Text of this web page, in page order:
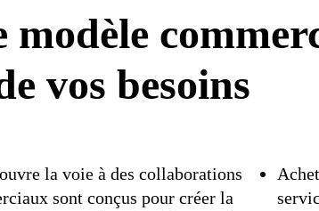
modèle
vos besoins
la voie à des collaborations
sont conçus pour créer la